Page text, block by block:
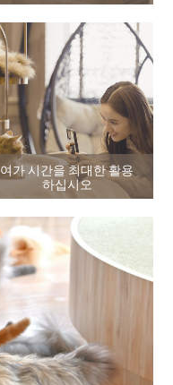
여가 시간을 최대한 활용
하십시오